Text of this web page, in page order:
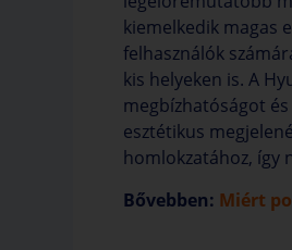
kiemelkedik magas
felhasználók
kis helyeken is. A
megbízhatóságot
esztétikus
homlokzatához, így
Bővebben: Miért